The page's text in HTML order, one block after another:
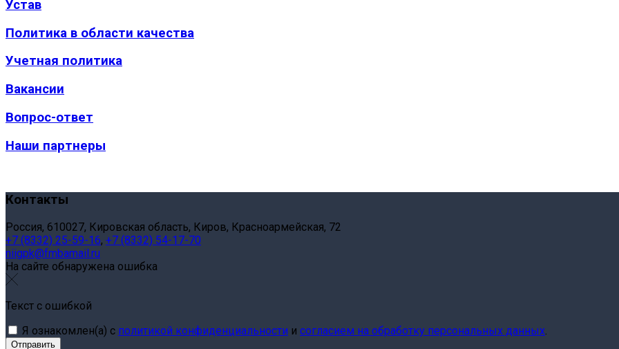
Устав
Политика в области качества
Учетная политика
Вакансии
Вопрос-ответ
Наши партнеры
Контакты
Россия, 610027, Кировская область, Киров, Красноармейская, 72
+7 (8332) 25-59-16, +7 (8332) 54-17-70
niigpk@fmbamail.ru
На сайте обнаружена ошибка
Текст с ошибкой
Я ознакомлен(а) с политикой конфиденциальности и согласием на обработку персональных данных